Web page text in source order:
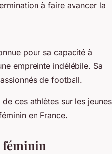
à faire avancer la
pour sa capacité à
empreinte indélébile. Sa
de football.
ces athlètes sur les jeunes
en France.
féminin